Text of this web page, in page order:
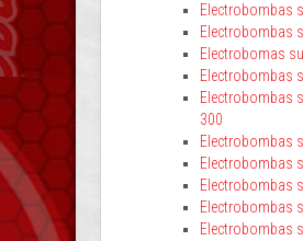
Electrobombas
Electrobombas
Electrobomas
Electrobombas
Electrobombas
300
Electrobombas
Electrobombas
Electrobombas
Electrobombas
Electrobombas